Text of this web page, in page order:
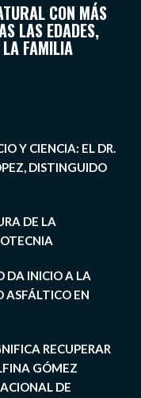
CON MÁS
LAS EDADES,
FAMILIA
Y CIENCIA: EL DR.
DISTINGUIDO
DE LA
DA INICIO A LA
ASFÁLTICO EN
RECUPERAR
GÓMEZ
DE